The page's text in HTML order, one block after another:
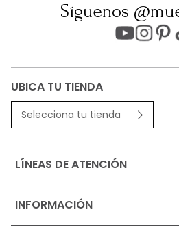
Síguenos
UBICA TU TIENDA
Selecciona tu tienda
LÍNEAS DE ATENCIÓN
INFORMACIÓN